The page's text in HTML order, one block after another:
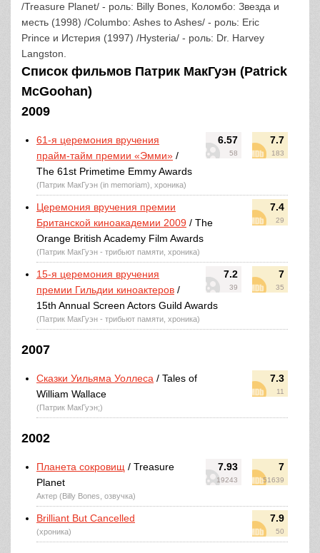
/Treasure Planet/ - роль: Billy Bones, Коломбо: Звезда и
месть (1998) /Columbo: Ashes to Ashes/ - роль: Eric
Prince и Истерия (1997) /Hysteria/ - роль: Dr. Harvey
Langston.
Список фильмов Патрик МакГуэн (Patrick
McGoohan)
2009
6.57
58
7.7
183
61-я церемония вручения
прайм-тайм премии «Эмми» /
The 61st Primetime Emmy Awards
(Патрик МакГуэн (in memoriam), хроника)
7.4
29
Церемония вручения премии
Британской киноакадемии 2009 / The
Orange British Academy Film Awards
(Патрик МакГуэн - трибьют памяти, хроника)
7.2
39
7
35
15-я церемония вручения
премии Гильдии киноактеров /
15th Annual Screen Actors Guild Awards
(Патрик МакГуэн - трибьют памяти, хроника)
2007
7.3
11
Сказки Уильяма Уоллеса / Tales of
William Wallace
(Патрик МакГуэн;)
2002
7.93
19243
7
51639
Планета сокровищ / Treasure
Planet
Актер (Billy Bones, озвучка)
7.9
50
Brilliant But Cancelled
(хроника)